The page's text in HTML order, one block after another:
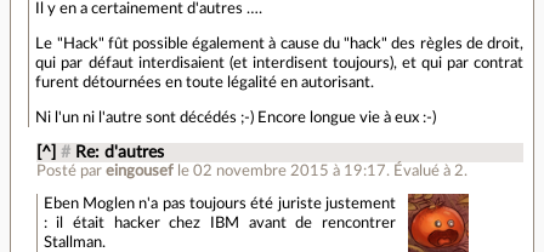
Il y en a certainement d'autres ….
Le "Hack" fût possible également à cause du "hack" des règles de droit,
qui par défaut interdisaient (et interdisent toujours), et qui par contrat
furent détournées en toute légalité en autorisant.
Ni l'un ni l'autre sont décédés ;-) Encore longue vie à eux :-)
[^] # Re: d'autres
Posté par eingousef le 02 novembre 2015 à 19:17. Évalué à 2.
Eben Moglen n'a pas toujours été juriste justement
: il était hacker chez IBM avant de rencontrer
Stallman.